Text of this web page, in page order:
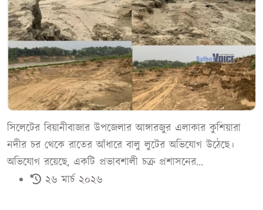
সিলেটের বিয়ানীবাজার উপজেলার আঙ্গারজুর এলাকার কুশিয়ারা
নদীর চর থেকে রাতের আঁধারে বালু লুটের অভিযোগ উঠেছে।
অভিযোগ রয়েছে, একটি প্রভাবশালী চক্র প্রশাসনের...
২৬ মার্চ ২০২৬